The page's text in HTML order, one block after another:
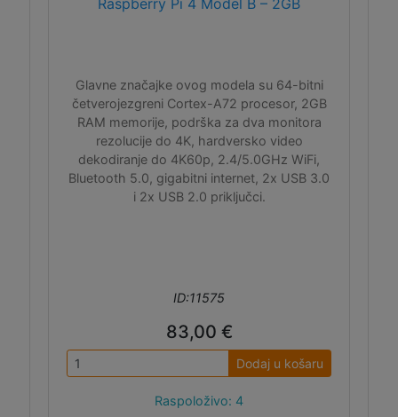
Raspberry Pi 4 Model B – 2GB
Glavne značajke ovog modela su 64-bitni
četverojezgreni Cortex-A72 procesor, 2GB
RAM memorije, podrška za dva monitora
rezolucije do 4K, hardversko video
dekodiranje do 4K60p, 2.4/5.0GHz WiFi,
Bluetooth 5.0, gigabitni internet, 2x USB 3.0
i 2x USB 2.0 priključci.
ID:11575
83,00 €
Dodaj u košaru
Raspoloživo: 4